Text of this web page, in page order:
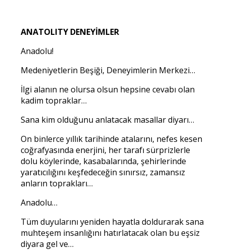
ANATOLITY DENEYİMLER
Anadolu!
Medeniyetlerin Beşiği, Deneyimlerin Merkezi…
İlgi alanın ne olursa olsun hepsine cevabı olan
kadim topraklar…
Sana kim olduğunu anlatacak masallar diyarı…
On binlerce yıllık tarihinde atalarını, nefes kesen
coğrafyasında enerjini, her tarafı sürprizlerle
dolu köylerinde, kasabalarında, şehirlerinde
yaratıcılığını keşfedeceğin sınırsız, zamansız
anların toprakları…
Anadolu…
Tüm duyularını yeniden hayatla doldurarak sana
muhteşem insanlığını hatırlatacak olan bu eşsiz
diyara gel ve…